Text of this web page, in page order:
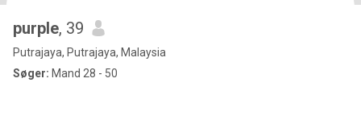
purple, 39
Putrajaya, Putrajaya, Malaysia
Søger: Mand 28 - 50